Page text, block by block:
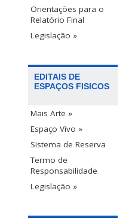
Orientações para o
Relatório Final
Legislação »
EDITAIS DE
ESPAÇOS FISICOS
Mais Arte »
Espaço Vivo »
Sistema de Reserva
Termo de
Responsabilidade
Legislação »